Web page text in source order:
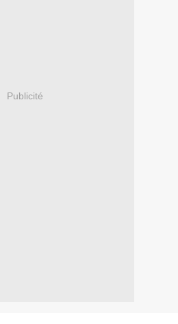
Publicité